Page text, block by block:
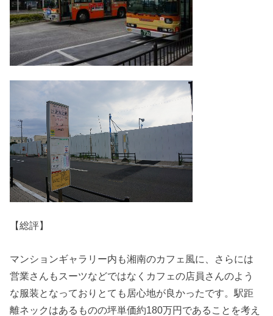
【総評】
マンションギャラリー内も湘南のカフェ風に、さらには
営業さんもスーツなどではなくカフェの店員さんのよう
な服装となっておりとても居心地が良かったです。駅距
離ネックはあるものの坪単価約180万円であることを考え